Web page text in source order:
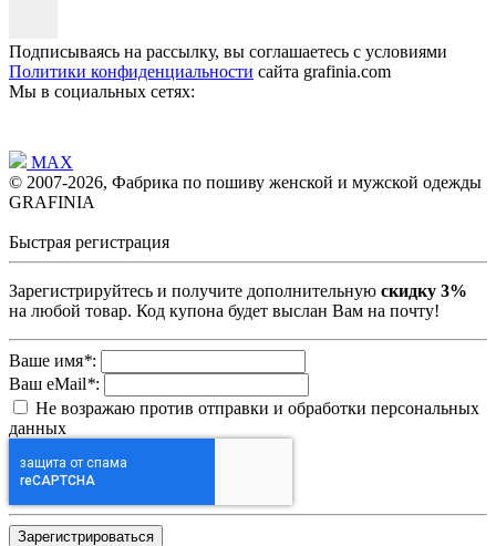
Подписываясь на рассылку, вы соглашаетесь с условиями
Политики конфиденциальности сайта grafinia.com
Мы в социальных сетях:
MAX
© 2007-2026, Фабрика по пошиву женской и мужской одежды
GRAFINIA
Быстрая регистрация
Зарегистрируйтесь и получите дополнительную скидку 3%
на любой товар. Код купона будет выслан Вам на почту!
Ваше имя*:
Ваш eMail*:
Не возражаю против отправки и обработки персональных
данных